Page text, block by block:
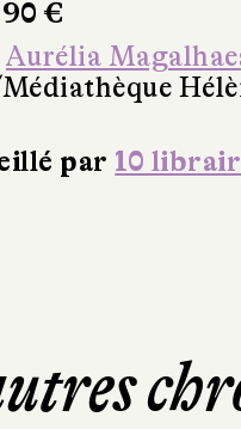
€
Aurélia
par 10